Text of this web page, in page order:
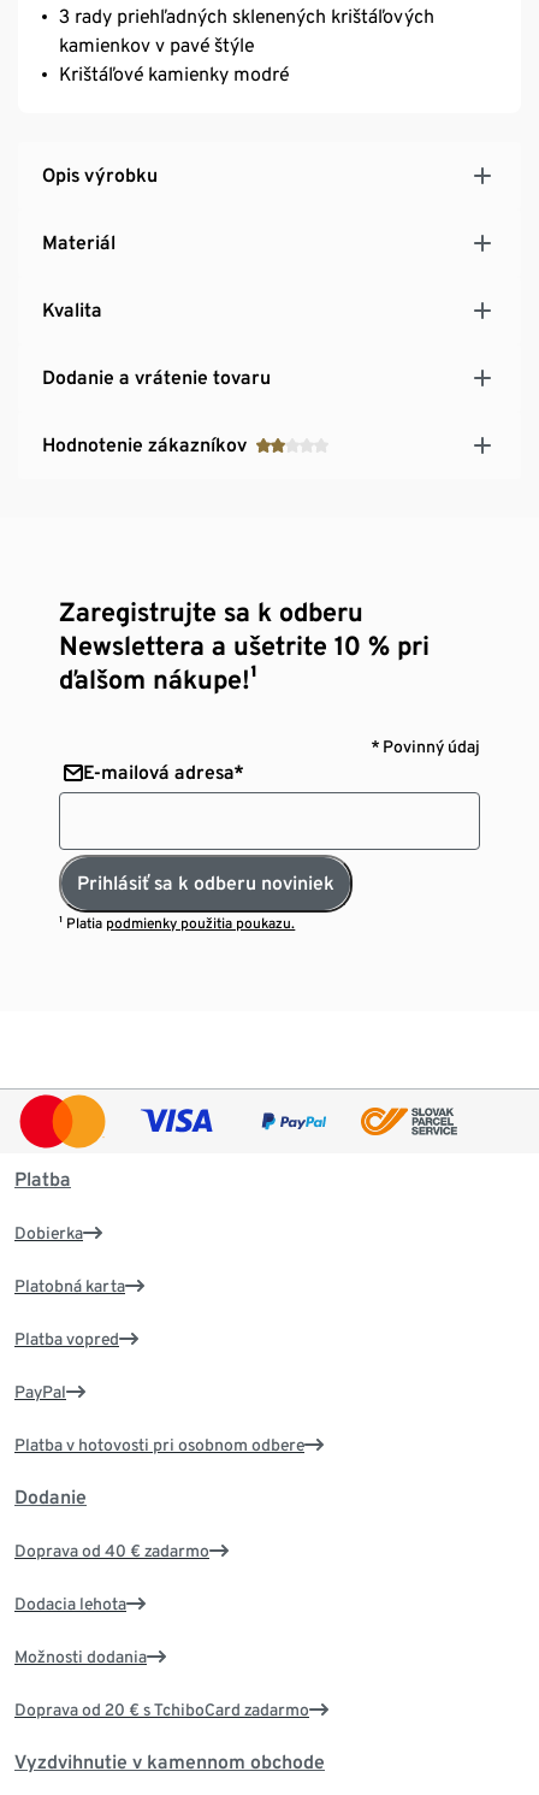
3 rady priehľadných sklenených krištáľových
kamienkov v pavé štýle
Krištáľové kamienky modré
Opis výrobku
Materiál
Kvalita
Dodanie a vrátenie tovaru
Hodnotenie zákazníkov
Zaregistrujte sa k odberu
Newslettera a ušetrite 10 % pri
ďalšom nákupe!¹
* Povinný údaj
E-mailová adresa*
Prihlásiť sa k odberu noviniek
¹ Platia podmienky použitia poukazu.
Platba
Dobierka
Platobná karta
Platba vopred
PayPal
Platba v hotovosti pri osobnom odbere
Dodanie
Doprava od 40 € zadarmo
Dodacia lehota
Možnosti dodania
Doprava od 20 € s TchiboCard zadarmo
Vyzdvihnutie v kamennom obchode